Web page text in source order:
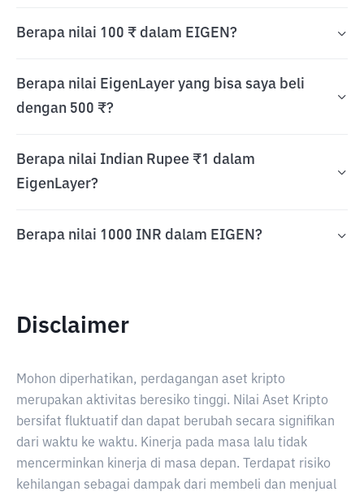
Berapa nilai 100 ₹ dalam EIGEN?
Berapa nilai EigenLayer yang bisa saya beli
dengan 500 ₹?
Berapa nilai Indian Rupee ₹1 dalam
EigenLayer?
Berapa nilai 1000 INR dalam EIGEN?
Disclaimer
Mohon diperhatikan, perdagangan aset kripto
merupakan aktivitas beresiko tinggi. Nilai Aset Kripto
bersifat fluktuatif dan dapat berubah secara signifikan
dari waktu ke waktu. Kinerja pada masa lalu tidak
mencerminkan kinerja di masa depan. Terdapat risiko
kehilangan sebagai dampak dari membeli dan menjual